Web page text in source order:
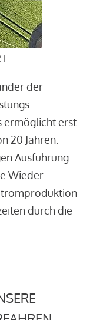
der
ermöglicht erst
20 Jahren.
Ausführung
Wieder-
durch die